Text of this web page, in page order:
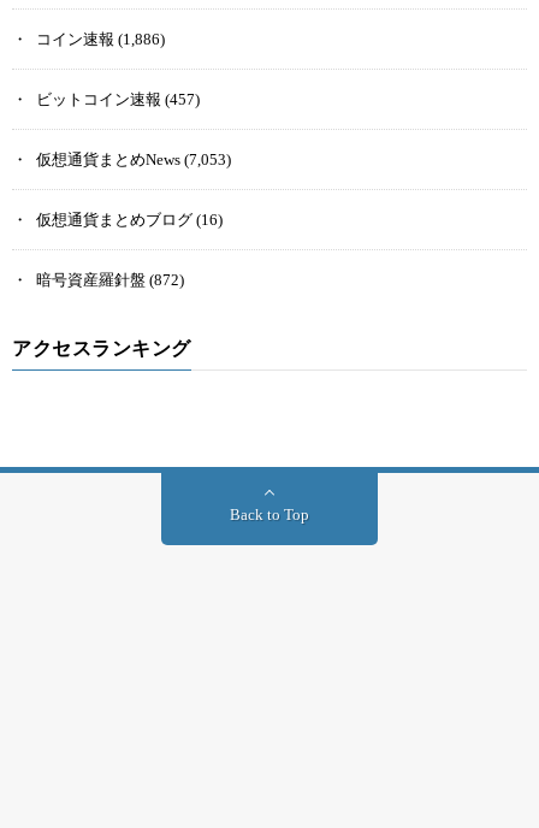
コイン速報 (1,886)
ビットコイン速報 (457)
仮想通貨まとめNews (7,053)
仮想通貨まとめブログ (16)
暗号資産羅針盤 (872)
アクセスランキング
Back to Top